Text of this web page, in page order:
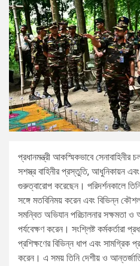
প্রধানমন্ত্রী আকস্মিকভাবে সেনাবাহিনীর
সশস্ত্র বাহিনীর প্রস্তুতি, আধুনিকায়ন
গুরুত্বারোপ করেছেন। পরিদর্শনকালে
সঙ্গে মতবিনিময় করেন এবং বিভিন্ন
সমন্বিত অভিযান পরিচালনার সক্ষমতা
পর্যবেক্ষণ করেন। সংশ্লিষ্ট কর্মকর্তারা
প্রশিক্ষণের বিভিন্ন ধাপ এবং সামগ্রিক
করেন। এ সময় তিনি দেশীয় ও